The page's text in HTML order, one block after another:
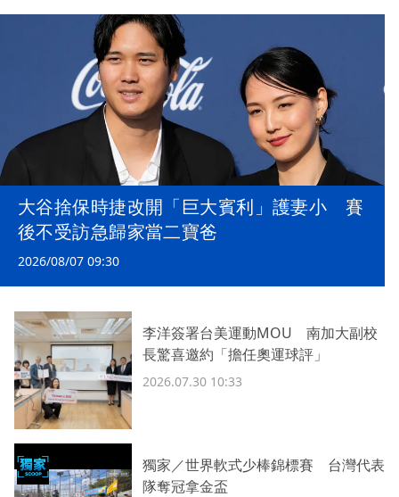
大谷捨保時捷改開「巨大賓利」護妻小 賽
後不受訪急歸家當二寶爸
2026/08/07 09:30
李洋簽署台美運動MOU 南加大副校
長驚喜邀約「擔任奧運球評」
2026.07.30 10:33
獨家／世界軟式少棒錦標賽 台灣代表
隊奪冠拿金盃